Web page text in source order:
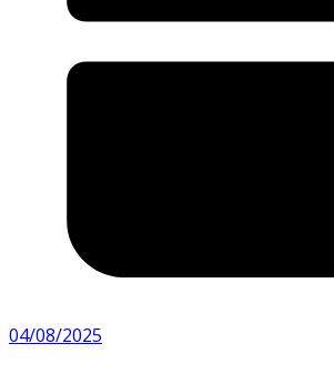
04/08/2025